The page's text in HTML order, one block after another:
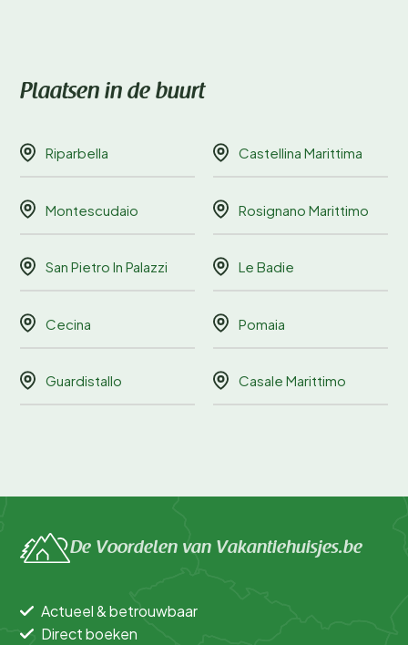
Plaatsen in de buurt
Riparbella Castellina Marittima
Montescudaio Rosignano Marittimo
San Pietro In Palazzi Le Badie
Cecina Pomaia
Guardistallo Casale Marittimo
De Voordelen van Vakantiehuisjes.be
Actueel & betrouwbaar
Direct boeken